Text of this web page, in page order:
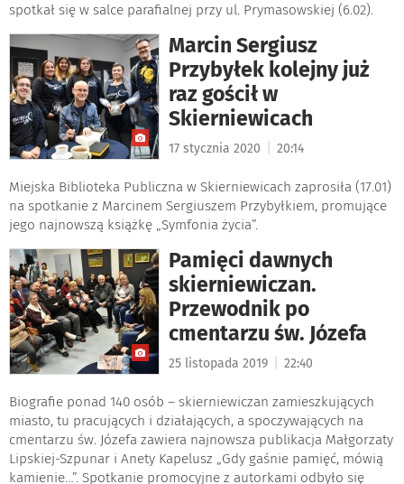
spotkał się w salce parafialnej przy ul. Prymasowskiej (6.02).
Marcin Sergiusz
Przybyłek kolejny już
raz gościł w
Skierniewicach
17 stycznia 2020 20:14
Miejska Biblioteka Publiczna w Skierniewicach zaprosiła (17.01)
na spotkanie z Marcinem Sergiuszem Przybyłkiem, promujące
jego najnowszą książkę „Symfonia życia”.
Pamięci dawnych
skierniewiczan.
Przewodnik po
cmentarzu św. Józefa
25 listopada 2019 22:40
Biografie ponad 140 osób – skierniewiczan zamieszkujących
miasto, tu pracujących i działających, a spoczywających na
cmentarzu św. Józefa zawiera najnowsza publikacja Małgorzaty
Lipskiej-Szpunar i Anety Kapelusz „Gdy gaśnie pamięć, mówią
kamienie…”. Spotkanie promocyjne z autorkami odbyło się